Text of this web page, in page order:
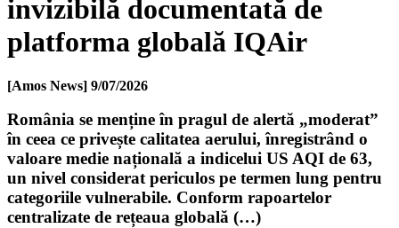
invizibilă documentată de
platforma globală IQAir
[Amos News] 9/07/2026
România se menține în pragul de alertă „moderat”
în ceea ce privește calitatea aerului, înregistrând o
valoare medie națională a indicelui US AQI de 63,
un nivel considerat periculos pe termen lung pentru
categoriile vulnerabile. Conform rapoartelor
centralizate de rețeaua globală (…)